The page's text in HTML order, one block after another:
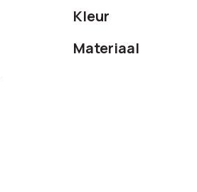
Kleur
Materiaal